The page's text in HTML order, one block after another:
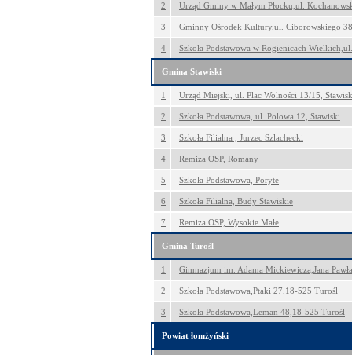
2 Urząd Gminy w Małym Płocku,ul.
3 Gminny Ośrodek Kultury,ul. Ciborowskiego
4 Szkoła Podstawowa w Rogienicach
Gmina Stawiski
1 Urząd Miejski, ul. Plac Wolności 13/15,
2 Szkoła Podstawowa, ul. Polowa 12, Stawiski
3 Szkoła Filialna , Jurzec Szlachecki
4 Remiza OSP, Romany
5 Szkoła Podstawowa, Poryte
6 Szkoła Filialna, Budy Stawiskie
7 Remiza OSP, Wysokie Małe
Gmina Turośl
1 Gimnazjum im. Adama Mickiewicza,Jana
2 Szkoła Podstawowa,Ptaki 27,18-525 Turośl
3 Szkoła Podstawowa,Leman 48,18-525 Turośl
Powiat łomżyński